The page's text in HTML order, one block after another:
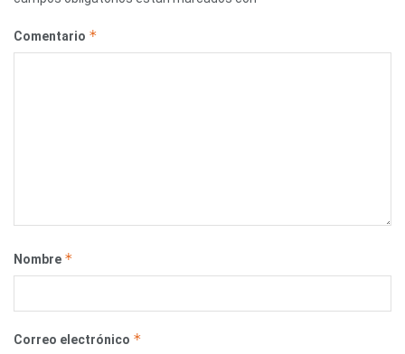
Comentario *
Nombre *
Correo electrónico *